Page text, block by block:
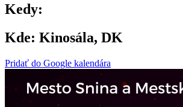
Kedy:
Kde: Kinosála, DK
Pridať do Google kalendára